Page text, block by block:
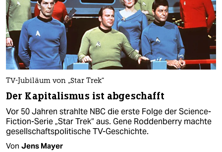
TV-Jubiläum von „Star Trek“
Der Kapitalismus ist abgeschafft
Vor 50 Jahren strahlte NBC die erste Folge der Science-
Fiction-Serie „Star Trek“ aus. Gene Roddenberry machte
gesellschaftspolitische TV-Geschichte.
Von Jens Mayer